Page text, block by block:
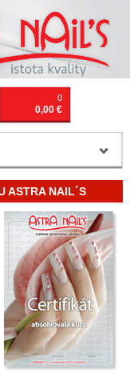
0
0,00 €
ASTRA NAIL´S